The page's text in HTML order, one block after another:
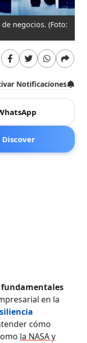
de negocios.(Foto:
Notificaciones
Discover
en la
cómo
la NASA y